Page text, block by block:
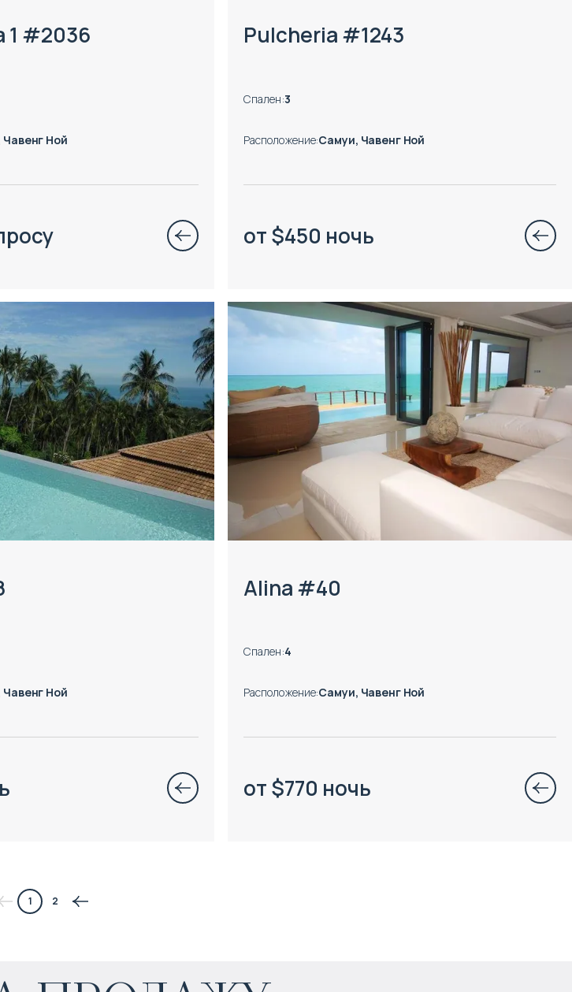
1 #2036
Ной
Pulcheria #1243
Спален:3
Расположение:Самуи, Чавенг Ной
от$450 ночь
Ной
Alina #40
Спален:4
Расположение:Самуи, Чавенг Ной
от$770 ночь
1 2